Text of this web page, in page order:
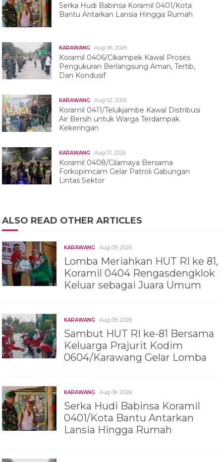
Serka Hudi Babinsa Koramil 0401/Kota
Bantu Antarkan Lansia Hingga Rumah
KARAWANG Aug 06, 2026
Koramil 0406/Cikampek Kawal Proses
Pengukuran Berlangsung Aman, Tertib,
Dan Kondusif
KARAWANG Aug 02, 2026
Koramil 0411/Telukjambe Kawal Distribusi
Air Bersih untuk Warga Terdampak
Kekeringan
KARAWANG Aug 01, 2026
Koramil 0408/Cilamaya Bersama
Forkopimcam Gelar Patroli Gabungan
Lintas Sektor
ALSO READ OTHER ARTICLES
KARAWANG Aug 09, 2026
Lomba Meriahkan HUT RI ke 81,
Koramil 0404 Rengasdengklok
Keluar sebagai Juara Umum
KARAWANG Aug 09, 2026
Sambut HUT RI ke-81 Bersama
Keluarga Prajurit Kodim
0604/Karawang Gelar Lomba
KARAWANG Aug 06, 2026
Serka Hudi Babinsa Koramil
0401/Kota Bantu Antarkan
Lansia Hingga Rumah